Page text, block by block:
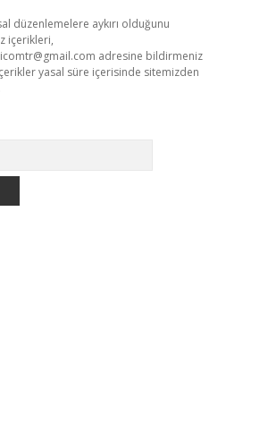
düzenlemelere aykırı olduğunu
içerikleri,
adresine bildirmeniz
yasal süre içerisinde sitemizden